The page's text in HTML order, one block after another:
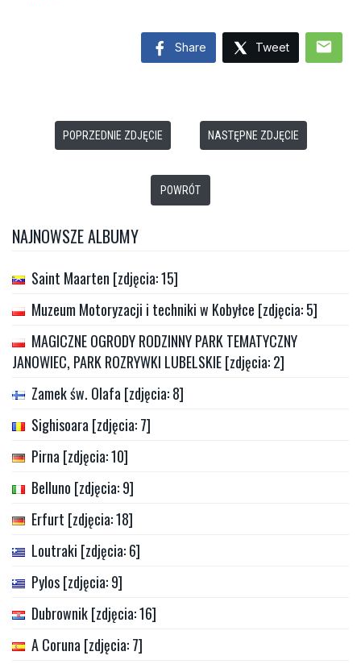
Share Tweet mail
POPRZEDNIE ZDJĘCIE NASTĘPNE ZDJĘCIE
POWRÓT
NAJNOWSZE ALBUMY
Saint Maarten [zdjęcia: 15]
Muzeum Motoryzacji i techniki w Kobyłce [zdjęcia: 5]
MAGICZNE OGRODY RODZINNY PARK TEMATYCZNY
JANOWIEC, PARK ROZRYWKI LUBELSKIE [zdjęcia: 2]
Zamek św. Olafa [zdjęcia: 8]
Sighisoara [zdjęcia: 7]
Pirna [zdjęcia: 10]
Belluno [zdjęcia: 9]
Erfurt [zdjęcia: 18]
Loutraki [zdjęcia: 6]
Pylos [zdjęcia: 9]
Dubrownik [zdjęcia: 16]
A Coruna [zdjęcia: 7]